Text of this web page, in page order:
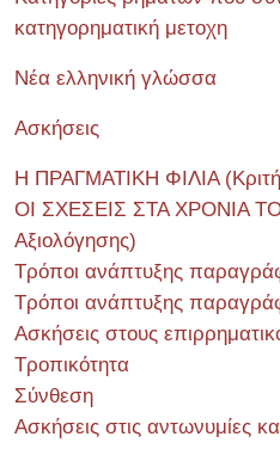
κατηγορηματική μετοχη
Νέα ελληνική γλώσσα
Ασκήσεις
Η ΠΡΑΓΜΑΤΙΚΗ ΦΙΛΙΑ
ΟΙ ΣΧΕΣΕΙΣ ΣΤΑ ΧΡΟΝΙΑ
Αξιολόγησης)
Τρόποι ανάπτυξης
Τρόποι ανάπτυξης
Ασκήσεις στους
Τροπικότητα
Σύνθεση
Ασκήσεις στις αντωνυμίες